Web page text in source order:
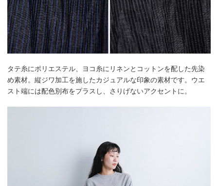
タテ糸にポリエステル、ヨコ糸にリネンとコットンを配した先染
め素材。縦ジワ加工を施したカジュアルな印象の素材です。ウエ
スト端には配色別布をプラスし、さりげないアクセントに。